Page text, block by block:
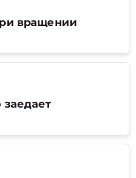
вращении